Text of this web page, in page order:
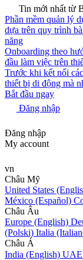
Tin mới nhất từ
Phần mềm quản lý
dựa trên quy trình
năng
Onboarding theo
đầu làm việc trên
Trước khi kết nối
thiết bị di động mà
Bắt đầu ngay
Đăng nhập
Đăng nhập
My account
vn
Châu Mỹ
United States
México (Español)
Châu Âu
Europe (English)
(Polski) Italia
Châu Á
India (English)